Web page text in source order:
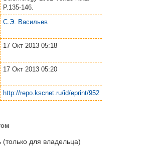
P.135-146.
С.Э. Васильев
17 Окт 2013 05:18
17 Окт 2013 05:20
http://repo.kscnet.ru/id/eprint/952
(только для владельца)